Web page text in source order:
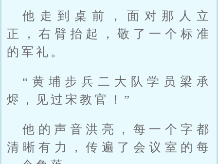
他走到桌前，面对那人立
正，右臂抬起，敬了一个标准
的军礼。
“黄埔步兵二大队学员梁承
烬，见过宋教官！”
他的声音洪亮，每一个字都
清晰有力，传遍了会议室的每